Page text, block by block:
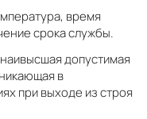
время
срока службы.
допустимая
в
при выходе из строя